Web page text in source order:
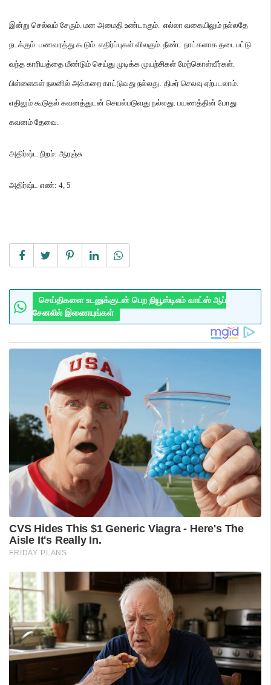
இன்று செல்வம் சேரும். மன அமைதி உண்டாகும். எல்லா வகையிலும் நல்லதே
நடக்கும். பணவரத்து கூடும். எதிர்ப்புகள் விலகும். நீண்ட நாட்களாக தடைபட்டு
வந்த காரியத்தை மீண்டும் செய்து முடிக்க முயற்சிகள் மேற்கொள்வீர்கள்.
பிள்ளைகள் நலனில் அக்கறை காட்டுவது நல்லது. திடீர் செலவு ஏற்படலாம்.
எதிலும் கூடுதல் கவனத்துடன் செயல்படுவது நல்லது. பயணத்தின் போது
கவனம் தேவை.
அதிர்ஷ்ட நிறம்: ஆரஞ்சு
அதிர்ஷ்ட எண்: 4, 5
செய்திகளை உடனுக்குடன் பெற நியூஸ்டிஎம் வாட்ஸ் ஆப்
சேனலில் இணையுங்கள்